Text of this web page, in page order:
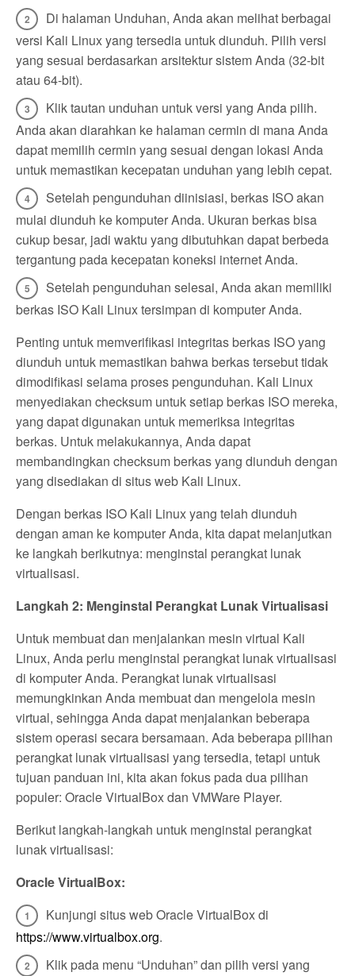
Di halaman Unduhan, Anda akan melihat berbagai
versi Kali Linux yang tersedia untuk diunduh. Pilih versi
yang sesuai berdasarkan arsitektur sistem Anda (32-bit
atau 64-bit).
Klik tautan unduhan untuk versi yang Anda pilih.
Anda akan diarahkan ke halaman cermin di mana Anda
dapat memilih cermin yang sesuai dengan lokasi Anda
untuk memastikan kecepatan unduhan yang lebih cepat.
Setelah pengunduhan diinisiasi, berkas ISO akan
mulai diunduh ke komputer Anda. Ukuran berkas bisa
cukup besar, jadi waktu yang dibutuhkan dapat berbeda
tergantung pada kecepatan koneksi internet Anda.
Setelah pengunduhan selesai, Anda akan memiliki
berkas ISO Kali Linux tersimpan di komputer Anda.
Penting untuk memverifikasi integritas berkas ISO yang
diunduh untuk memastikan bahwa berkas tersebut tidak
dimodifikasi selama proses pengunduhan. Kali Linux
menyediakan checksum untuk setiap berkas ISO mereka,
yang dapat digunakan untuk memeriksa integritas
berkas. Untuk melakukannya, Anda dapat
membandingkan checksum berkas yang diunduh dengan
yang disediakan di situs web Kali Linux.
Dengan berkas ISO Kali Linux yang telah diunduh
dengan aman ke komputer Anda, kita dapat melanjutkan
ke langkah berikutnya: menginstal perangkat lunak
virtualisasi.
Langkah 2: Menginstal Perangkat Lunak Virtualisasi
Untuk membuat dan menjalankan mesin virtual Kali
Linux, Anda perlu menginstal perangkat lunak virtualisasi
di komputer Anda. Perangkat lunak virtualisasi
memungkinkan Anda membuat dan mengelola mesin
virtual, sehingga Anda dapat menjalankan beberapa
sistem operasi secara bersamaan. Ada beberapa pilihan
perangkat lunak virtualisasi yang tersedia, tetapi untuk
tujuan panduan ini, kita akan fokus pada dua pilihan
populer: Oracle VirtualBox dan VMWare Player.
Berikut langkah-langkah untuk menginstal perangkat
lunak virtualisasi:
Oracle VirtualBox:
Kunjungi situs web Oracle VirtualBox di
https://www.virtualbox.org.
Klik pada menu “Unduhan” dan pilih versi yang